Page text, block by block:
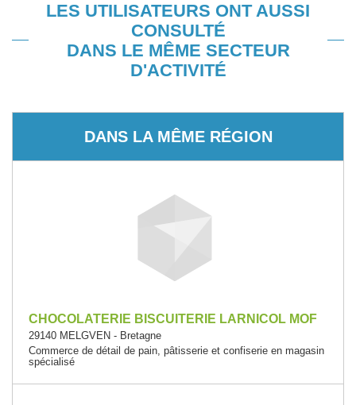
LES UTILISATEURS ONT AUSSI
CONSULTÉ
DANS LE MÊME SECTEUR
D'ACTIVITÉ
DANS LA MÊME RÉGION
CHOCOLATERIE BISCUITERIE LARNICOL MOF
29140 MELGVEN - Bretagne
Commerce de détail de pain, pâtisserie et confiserie en magasin
spécialisé